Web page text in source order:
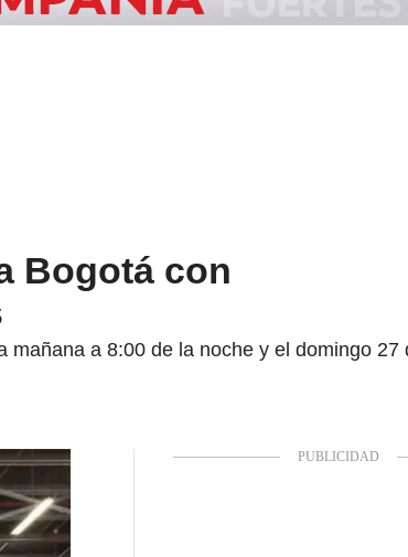
Bogotá con
a 8:00 de la noche y el domingo 27